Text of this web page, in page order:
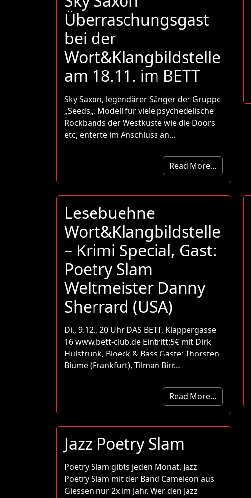
Überraschungsgast
bei der
Wort&Klangbildstelle
am 18.11. im BETT
Sky Saxon, legendärer Sänger der Gruppe
„Seeds„, Modell für viele psychedelische
Rockbands der Westküste wie die Doors
etc, enterte im Anschluss an…
Read More…
Lesebuehne
Wort&Klangbildstelle
– Krimi Special, Gast:
Poetry Slam
Weltmeister Danny
Sherrard (USA)
Di., 9.12., 20 Uhr DAS BETT, Klappergasse
16 www.bett-club.de Eintritt:5€ mit Dirk
Hülstrunk, Bloeck & Bass Gäste: Thorsten
Blume (Frankfurt), Tilman Birr…
Read More…
Jazz Poetry Slam
Poetry Slam gibts jeden Monat. Jazz
Poetry Slam mit der Band Cameleon aus
Giessen nur 2x im Jahr. Wer den Jazz